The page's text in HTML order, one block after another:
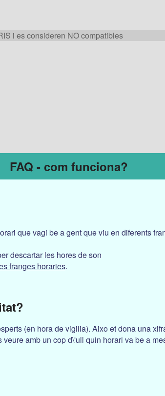
i es consideren NO compatibles
FAQ - com funciona?
que vagi be a gent que viu en diferents
descartar les hores de son
franges horaries.
(en hora de vigilia). Aixo et dona una
amb un cop d\'ull quin horari va be a